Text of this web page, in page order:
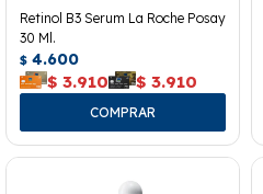
Retinol B3 Serum La Roche Posay
30 Ml.
$ 4.600
$ 3.910 $ 3.910